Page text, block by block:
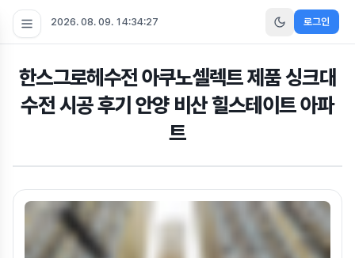
2026. 08. 09. 14:34:28 로그인
한스그로헤수전 아쿠노셀렉트 제품 싱크대
수전 시공 후기 안양 비산 힐스테이트 아파
트